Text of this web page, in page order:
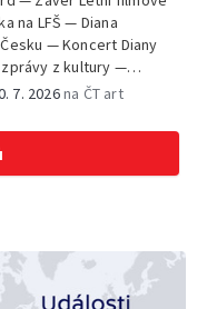
na LFŠ — Diana
— Koncert Diany
z kultury —
Prahy — Zahajení
7. 2026na ČT art